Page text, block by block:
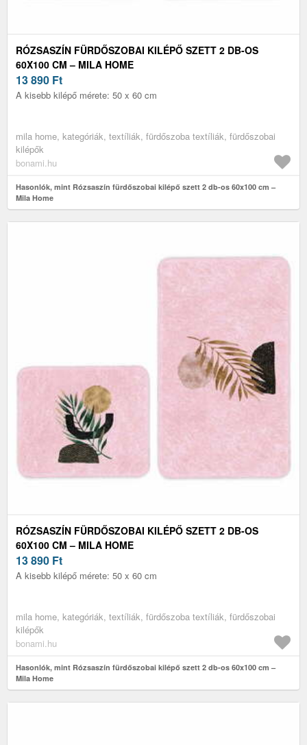
RÓZSASZÍN FÜRDŐSZOBAI KILÉPŐ SZETT 2 DB-OS
60X100 CM – MILA HOME
13 890 Ft
A kisebb kilépő mérete: 50 x 60 cm
mila home, kategóriák, textíliák, fürdőszoba textíliák, fürdőszobai
kilépők
bonami.hu
Hasonlók, mint Rózsaszín fürdőszobai kilépő szett 2 db-os 60x100 cm –
Mila Home
RÓZSASZÍN FÜRDŐSZOBAI KILÉPŐ SZETT 2 DB-OS
60X100 CM – MILA HOME
13 890 Ft
A kisebb kilépő mérete: 50 x 60 cm
mila home, kategóriák, textíliák, fürdőszoba textíliák, fürdőszobai
kilépők
bonami.hu
Hasonlók, mint Rózsaszín fürdőszobai kilépő szett 2 db-os 60x100 cm –
Mila Home